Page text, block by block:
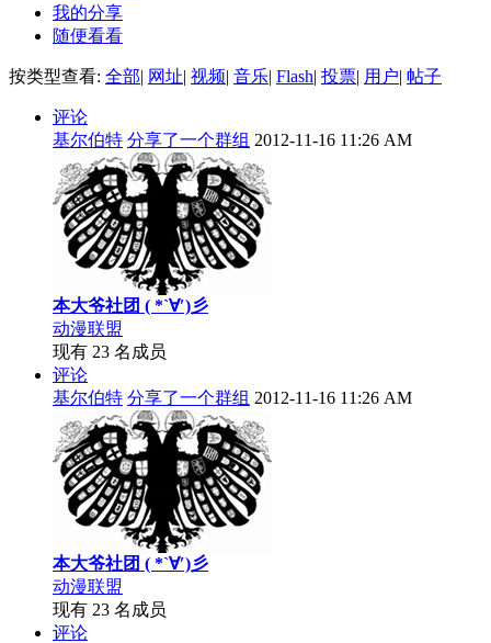
我的分享
随便看看
按类型查看: 全部| 网址| 视频| 音乐| Flash| 投票| 用户| 帖子
评论
基尔伯特 分享了一个群组 2012-11-16 11:26 AM
本大爷社团 ( *`∀′)彡
动漫联盟
现有 23 名成员
评论
基尔伯特 分享了一个群组 2012-11-16 11:26 AM
本大爷社团 ( *`∀′)彡
动漫联盟
现有 23 名成员
评论